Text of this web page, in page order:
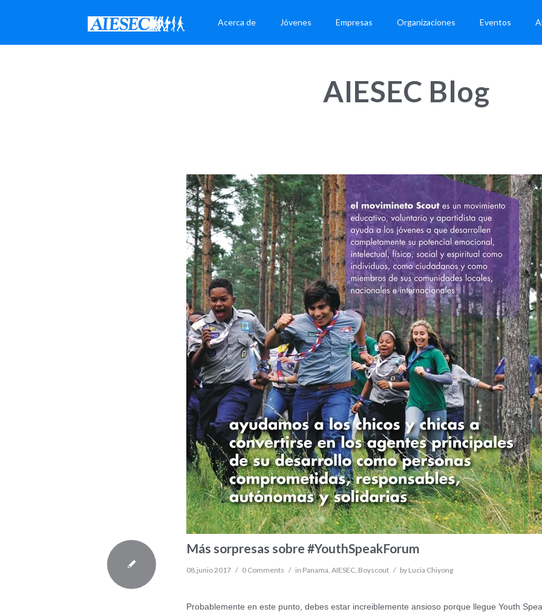
Acerca de Jóvenes Empresas Organizaciones Eventos
AIESEC Blog
Más sorpresas sobre #YouthSpeakForum
08.junio 2017 / 0 Comments / in Panama, AIESEC, Boyscout / by Lucia Chiyong
Probablemente en este punto, debes estar increiblemente ansioso porque llegue Youth